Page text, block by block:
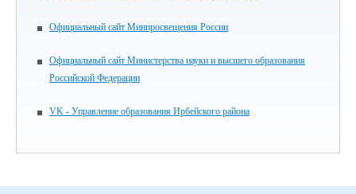
Официальный сайт Минпросвещения России
Официальный сайт Министерства науки и высшего образования
Российской Федерации
VK - Управление образования Ирбейского района